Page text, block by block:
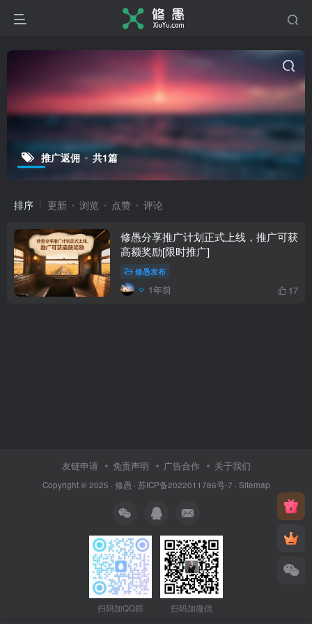
推广返佣 共1篇
排序 更新 浏览 点赞 评论
修愚分享推广计划正式上线，推广可获
高额奖励[限时推广]
修愚发布
1年前 17
友链申请 免责声明 广告合作 关于我们
Copyright © 2025 · 修愚 · 苏ICP备2022011786号-7 · Sitemap
扫码加QQ群 扫码加微信